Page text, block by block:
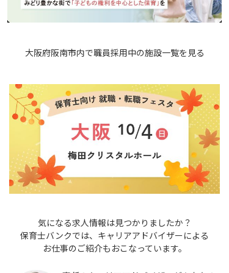
大阪府阪南市内で職員採用中の施設一覧を見る
気になる求人情報は見つかりましたか？
保育士バンクでは、キャリアアドバイザーによる
お仕事のご紹介もおこなっています。